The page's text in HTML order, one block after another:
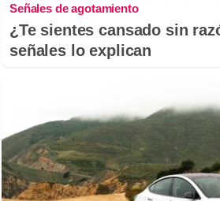
Señales de agotamiento
¿Te sientes cansado sin
señales lo explican